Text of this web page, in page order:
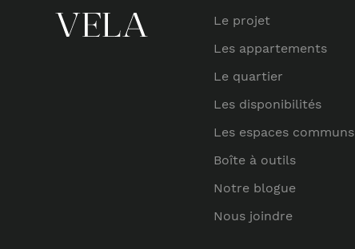
Le projet
Les appartements
Le quartier
Les disponibilités
Les espaces communs
Boîte à outils
Notre blogue
Nous joindre